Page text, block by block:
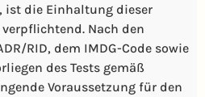
ist die Einhaltung dieser
Nach den
RID, dem IMDG-Code sowie
des Tests gemäß
Voraussetzung für den